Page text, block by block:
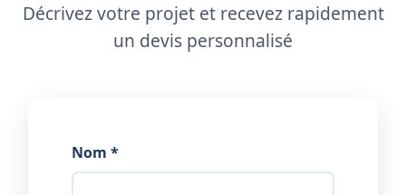
Décrivez votre projet et recevez rapidement
un devis personnalisé
Nom *